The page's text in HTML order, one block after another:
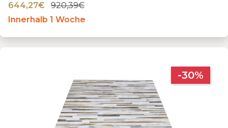
644,27€
920,39€
Innerhalb 1 Woche
-30%